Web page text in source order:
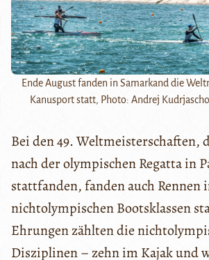
Ende August fanden in Samarkand die
Kanusport statt, Photo: Andrej
Bei den 49. Weltmeisterschaften,
nach der olympischen Regatta in
stattfanden, fanden auch Rennen
nichtolympischen Bootsklassen
Ehrungen zählten die
Disziplinen – zehn im Kajak und